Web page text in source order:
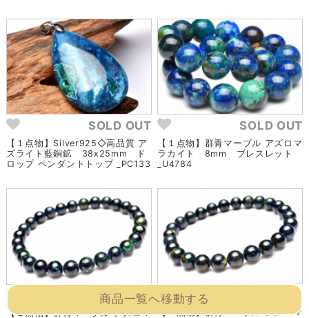
商品一覧へ移動する
SOLD OUT
【１点物】Silver925◇高品質 ア
ズライト藍銅鉱 38x25mm ド
ロップ ペンダントトップ _PC133
SOLD OUT
【１点物】群青マーブル アズロマ
ラカイト 8mm ブレスレット
_U4784
SOLD OUT
【１点物】群青マーブル アズロマ
SOLD OUT
【１点物】群青マーブル アズロマ